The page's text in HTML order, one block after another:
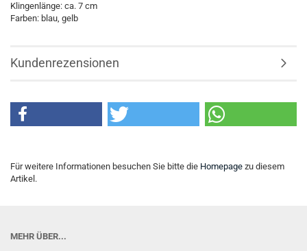
Klingenlänge: ca. 7 cm
Farben: blau, gelb
Kundenrezensionen
Für weitere Informationen besuchen Sie bitte die Homepage zu diesem
Artikel.
MEHR ÜBER...